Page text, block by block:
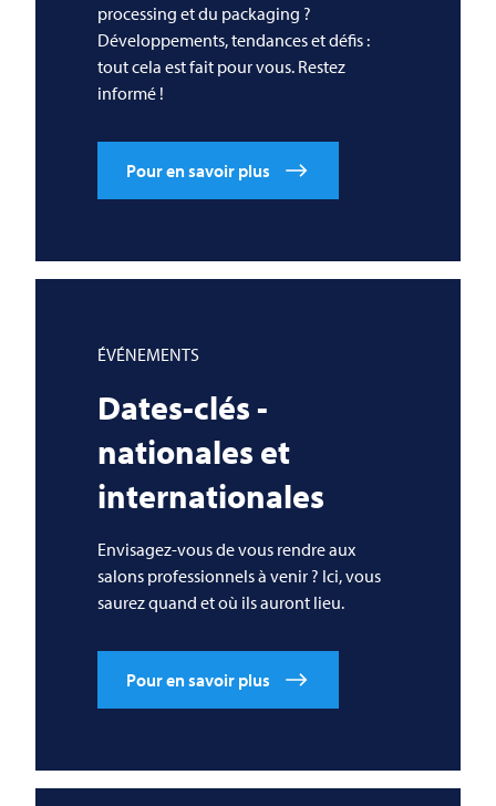
processing et du packaging ?
Développements, tendances et défis :
tout cela est fait pour vous. Restez
informé !
Pour en savoir plus
ÉVÉNEMENTS
Dates-clés -
nationales et
internationales
Envisagez-vous de vous rendre aux
salons professionnels à venir ? Ici, vous
saurez quand et où ils auront lieu.
Pour en savoir plus